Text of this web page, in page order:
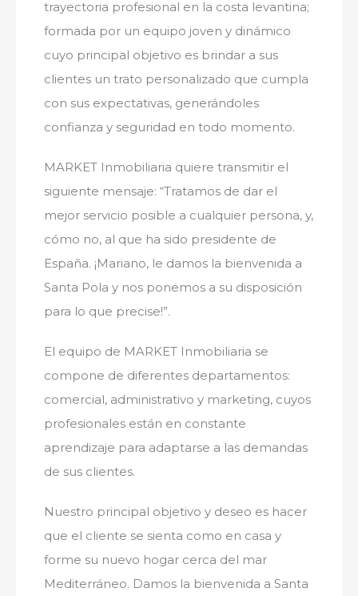
trayectoria profesional en la costa levantina;
formada por un equipo joven y dinámico
cuyo principal objetivo es brindar a sus
clientes un trato personalizado que cumpla
con sus expectativas, generándoles
confianza y seguridad en todo momento.
MARKET Inmobiliaria quiere transmitir el
siguiente mensaje: “Tratamos de dar el
mejor servicio posible a cualquier persona, y,
cómo no, al que ha sido presidente de
España. ¡Mariano, le damos la bienvenida a
Santa Pola y nos ponemos a su disposición
para lo que precise!”.
El equipo de MARKET Inmobiliaria se
compone de diferentes departamentos:
comercial, administrativo y marketing, cuyos
profesionales están en constante
aprendizaje para adaptarse a las demandas
de sus clientes.
Nuestro principal objetivo y deseo es hacer
que el cliente se sienta como en casa y
forme su nuevo hogar cerca del mar
Mediterráneo. Damos la bienvenida a Santa